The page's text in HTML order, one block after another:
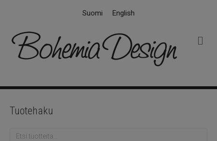
Suomi English
k
Tuotehaku
Etsi: